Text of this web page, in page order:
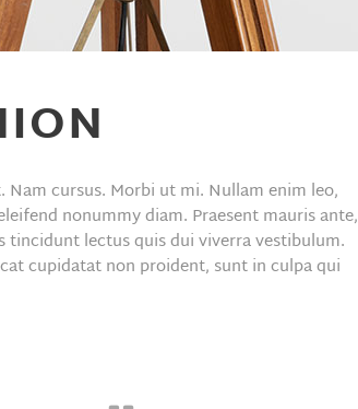
cursus. Morbi ut mi. Nullam enim leo,
nonummy diam. Praesent mauris ante,
tincidunt lectus quis dui viverra vestibulum.
cupidatat non proident, sunt in culpa qui